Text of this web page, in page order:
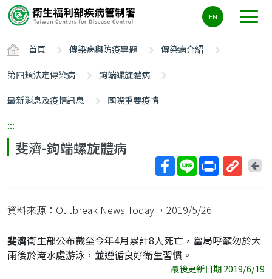
要
容
ALT+C
EN
首頁 傳染病與防疫專題
傳染病介紹
第四類法定傳染病
鉤端螺旋體病
最新消息及疫情訊息
國際重要疫情
:::
斐濟-鉤端螺旋體病
址
回
資料來源：Outbreak News Today ，2019/5/26
斐濟衛生部公布截至今年4月累計8人死亡，當局呼籲勿於大
雨後於淹水處游泳，並遵循良好衛生習慣。
最後更新日期 2019/6/19